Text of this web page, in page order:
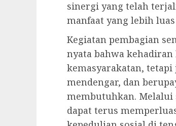
sinergi yang telah
manfaat yang lebih
Kegiatan pembagian
nyata bahwa kehadiran
kemasyarakatan,
mendengar, dan
membutuhkan. Melalui
dapat terus